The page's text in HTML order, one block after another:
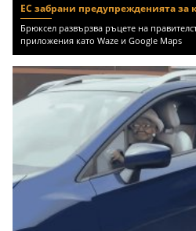
ЕС забрани предупрежденията за
Брюксел развързва ръцете на
приложения като Waze и Google Maps